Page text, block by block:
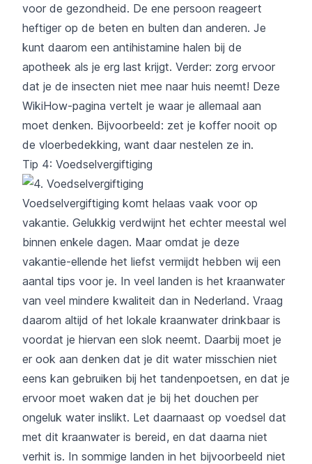
voor de gezondheid. De ene persoon reageert
heftiger op de beten en bulten dan anderen. Je
kunt daarom een antihistamine halen bij de
apotheek als je erg last krijgt. Verder: zorg ervoor
dat je de insecten niet mee naar huis neemt! Deze
WikiHow-pagina vertelt je waar je allemaal aan
moet denken. Bijvoorbeeld: zet je koffer nooit op
de vloerbedekking, want daar nestelen ze in.
Tip 4: Voedselvergiftiging
Voedselvergiftiging komt helaas vaak voor op
vakantie. Gelukkig verdwijnt het echter meestal wel
binnen enkele dagen. Maar omdat je deze
vakantie-ellende het liefst vermijdt hebben wij een
aantal tips voor je. In veel landen is het kraanwater
van veel mindere kwaliteit dan in Nederland. Vraag
daarom altijd of het lokale kraanwater drinkbaar is
voordat je hiervan een slok neemt. Daarbij moet je
er ook aan denken dat je dit water misschien niet
eens kan gebruiken bij het tandenpoetsen, en dat je
ervoor moet waken dat je bij het douchen per
ongeluk water inslikt. Let daarnaast op voedsel dat
met dit kraanwater is bereid, en dat daarna niet
verhit is. In sommige landen in het bijvoorbeeld niet